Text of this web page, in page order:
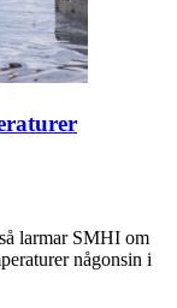
larmar SMHI om
någonsin i